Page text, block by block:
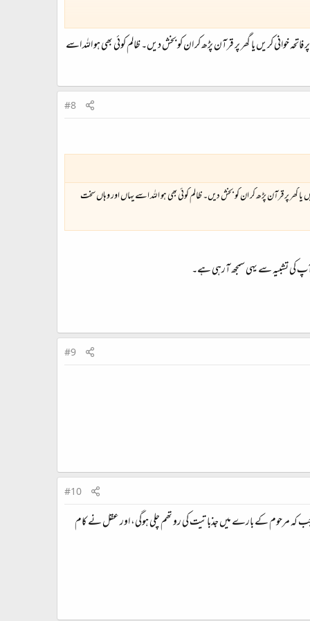
کریں یا گھر پر قرآن پڑھ کر ان کو بخش دیں۔ ظالم کوئی بھی ہو اللہ اسے
#8
پر قرآن پڑھ کر ان کو بخش دیں۔ ظالم کوئی بھی ہو اللہ اسے یہاں اور وہاں سخت
کی تشبیہ سے یہی سمجھ آرہی ہے۔
#9
#10
کہ مرحوم کے بارے میں جذباتیت کی رو تھم چلی ہوگی، اور عقل نے کام